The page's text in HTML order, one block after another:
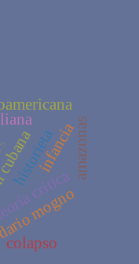
crítica
mogno
amazonas
historieta
colapso
infancia